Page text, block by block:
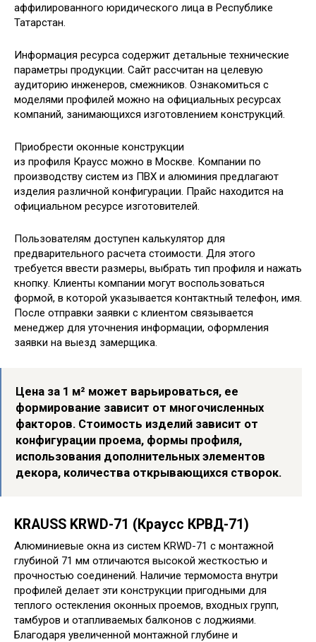
аффилированного юридического лица в Республике
Татарстан.
Информация ресурса содержит детальные технические
параметры продукции. Сайт рассчитан на целевую
аудиторию инженеров, смежников. Ознакомиться с
моделями профилей можно на официальных ресурсах
компаний, занимающихся изготовлением конструкций.
Приобрести оконные конструкции
из профиля Краусс можно в Москве. Компании по
производству систем из ПВХ и алюминия предлагают
изделия различной конфигурации. Прайс находится на
официальном ресурсе изготовителей.
Пользователям доступен калькулятор для
предварительного расчета стоимости. Для этого
требуется ввести размеры, выбрать тип профиля и нажать
кнопку. Клиенты компании могут воспользоваться
формой, в которой указывается контактный телефон, имя.
После отправки заявки с клиентом связывается
менеджер для уточнения информации, оформления
заявки на выезд замерщика.
Цена за 1 м² может варьироваться, ее
формирование зависит от многочисленных
факторов. Стоимость изделий зависит от
конфигурации проема, формы профиля,
использования дополнительных элементов
декора, количества открывающихся створок.
KRAUSS KRWD-71 (Краусс КРВД-71)
Алюминиевые окна из систем KRWD-71 с монтажной
глубиной 71 мм отличаются высокой жесткостью и
прочностью соединений. Наличие термомоста внутри
профилей делает эти конструкции пригодными для
теплого остекления оконных проемов, входных групп,
тамбуров и отапливаемых балконов с лоджиями.
Благодаря увеличенной монтажной глубине и